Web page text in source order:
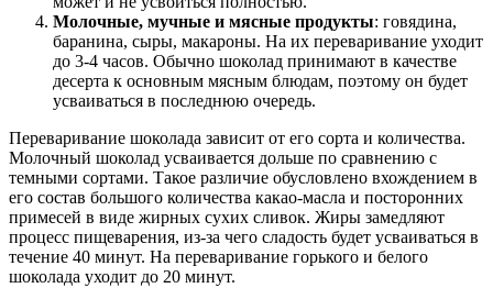
Молочные, мучные и мясные продукты: говядина,
баранина, сыры, макароны. На их переваривание уходит
до 3-4 часов. Обычно шоколад принимают в качестве
десерта к основным мясным блюдам, поэтому он будет
усваиваться в последнюю очередь.
Переваривание шоколада зависит от его сорта и количества.
Молочный шоколад усваивается дольше по сравнению с
темными сортами. Такое различие обусловлено вхождением в
его состав большого количества какао-масла и посторонних
примесей в виде жирных сухих сливок. Жиры замедляют
процесс пищеварения, из-за чего сладость будет усваиваться в
течение 40 минут. На переваривание горького и белого
шоколада уходит до 20 минут.